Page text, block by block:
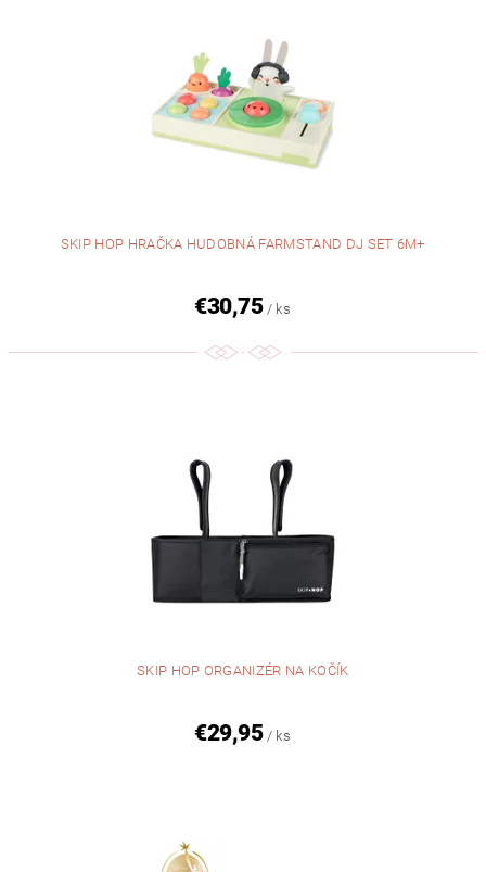
SKIP HOP HRAČKA HUDOBNÁ FARMSTAND DJ SET 6M+
€30,75 / ks
SKIP HOP ORGANIZÉR NA KOČÍK
€29,95 / ks